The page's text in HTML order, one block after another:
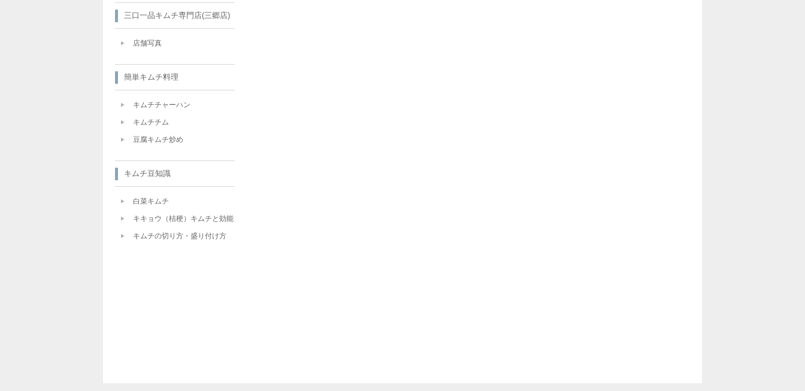
三口一品キムチ専門店(三郷店)
店舗写真
簡単キムチ料理
キムチチャーハン
キムチチム
豆腐キムチ炒め
キムチ豆知識
白菜キムチ
キキョウ（桔梗）キムチと効能
キムチの切り方・盛り付け方